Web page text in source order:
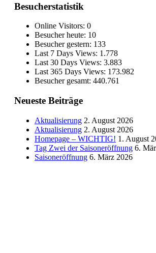
Besucherstatistik
Online Visitors: 0
Besucher heute: 10
Besucher gestern: 133
Last 7 Days Views: 1.778
Last 30 Days Views: 3.883
Last 365 Days Views: 173.982
Besucher gesamt: 440.761
Neueste Beiträge
Aktualisierung 2. August 2026
Aktualisierung 2. August 2026
Homepage – WICHTIG! 1. August
Tag Zwei der Saisoneröffnung 6.
Saisoneröffnung 6. März 2026